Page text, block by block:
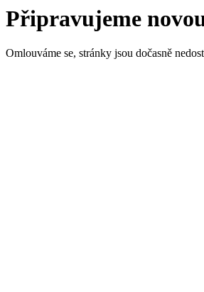
Připravujeme
Omlouváme se, stránky jsou dočasně